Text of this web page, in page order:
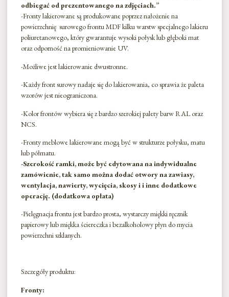
odbiegać od prezentowanego na zdjęciach.”
-Fronty lakierowane są produkowane poprzez nałożenie na
powierzchnię surowego frontu MDF kilku warstw specjalnego lakieru
poliuretanowego, który gwarantuje wysoki połysk lub głęboki mat
oraz odporność na promieniowanie UV.
-Możliwe jest lakierowanie dwustronne.
-Każdy front surowy nadaje się do lakierowania, co sprawia że paleta
wzorów jest nieograniczona.
-Kolor frontów wybiera się z bardzo szerokiej palety barw RAL oraz
NCS.
-Fronty meblowe lakierowane mogą być w strukturze połysku, matu
lub półmatu.
-Szerokość ramki, może być edytowana na indywidualne
zamówienie, tak samo można dodać otwory na zawiasy,
wentylacja, nawierty, wycięcia, skosy i i inne dodatkowe
operację. (dodatkowa opłata)
-Pielęgnacja frontu jest bardzo prosta, wystarczy miękki ręcznik
papierowy lub miękka ściereczka i bezalkoholowy płyn do mycia
powierzchni szklanych.
Szczegóły produktu:
Fronty: